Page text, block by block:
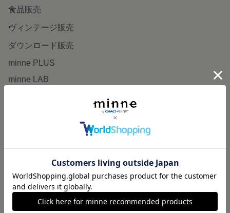
食品販売
ヴィンテージ販売
ダウンロード販売
minne PLUS
minne LAB
minne学習帖
ニュース
minneの本